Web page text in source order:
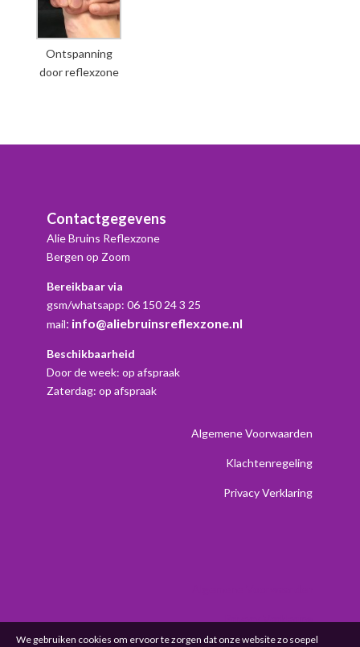
Ontspanning
door reflexzone
Contactgegevens
Alie Bruins Reflexzone
Bergen op Zoom
Bereikbaar via
gsm/whatsapp: 06 150 24 3 25
mail: info@aliebruinsreflexzone.nl
Beschikbaarheid
Door de week: op afspraak
Zaterdag: op afspraak
Algemene Voorwaarden
Klachtenregeling
Privacy Verklaring
We gebruiken cookies om ervoor te zorgen dat onze website zo soepel